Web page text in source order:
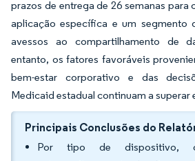
prazos de entrega de 26 semanas
aplicação específica e um segmento
avessos ao compartilhamento de
entanto, os fatores favoráveis
bem-estar corporativo e das
Medicaid estadual continuam a superar
Principais Conclusões do
Por tipo de dispositivo,